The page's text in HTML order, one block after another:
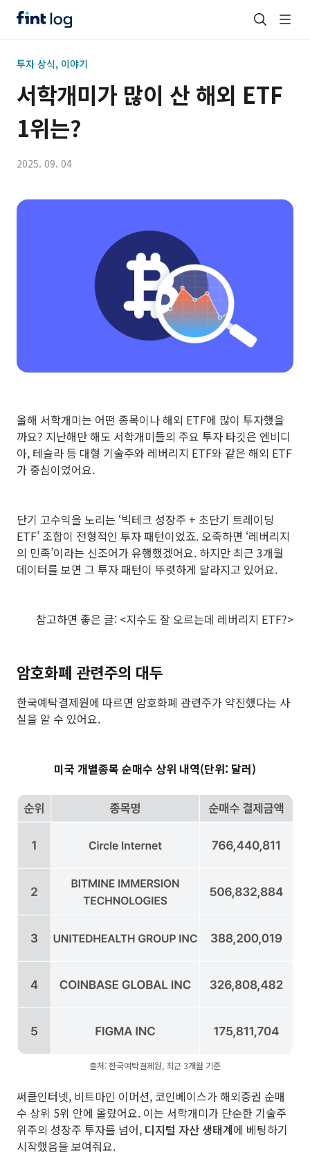
투자 상식, 이야기
서학개미가 많이 산 해외 ETF
1위는?
2025. 09. 04
올해 서학개미는 어떤 종목이나 해외 ETF에 많이 투자했을
까요? 지난해만 해도 서학개미들의 주요 투자 타깃은 엔비디
아, 테슬라 등 대형 기술주와 레버리지 ETF와 같은 해외 ETF
가 중심이었어요.
단기 고수익을 노리는 ‘빅테크 성장주 + 초단기 트레이딩
ETF’ 조합이 전형적인 투자 패턴이었죠. 오죽하면 ‘레버리지
의 민족’이라는 신조어가 유행했겠어요. 하지만 최근 3개월
데이터를 보면 그 투자 패턴이 뚜렷하게 달라지고 있어요.
참고하면 좋은 글: <지수도 잘 오르는데 레버리지 ETF?>
암호화폐 관련주의 대두
한국예탁결제원에 따르면 암호화폐 관련주가 약진했다는 사
실을 알 수 있어요.
미국 개별종목 순매수 상위 내역(단위: 달러)
출처: 한국예탁결제원, 최근 3개월 기준
써클인터넷, 비트마인 이머션, 코인베이스가 해외증권 순매
수 상위 5위 안에 올랐어요. 이는 서학개미가 단순한 기술주
위주의 성장주 투자를 넘어, 디지털 자산 생태계에 베팅하기
시작했음을 보여줘요.